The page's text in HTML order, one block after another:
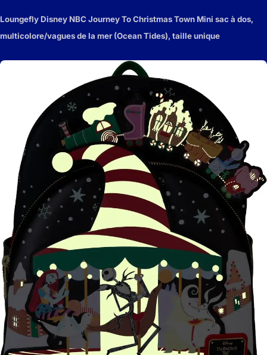
Loungefly Disney NBC Journey To Christmas Town Mini sac à dos,
multicolore/vagues de la mer (Ocean Tides), taille unique